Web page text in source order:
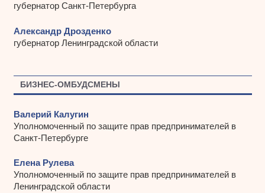
губернатор Санкт-Петербурга
Александр Дрозденко
губернатор Ленинградской области
БИЗНЕС-ОМБУДСМЕНЫ
Валерий Калугин
Уполномоченный по защите прав предпринимателей в
Санкт-Петербурге
Елена Рулева
Уполномоченный по защите прав предпринимателей в
Ленинградской области